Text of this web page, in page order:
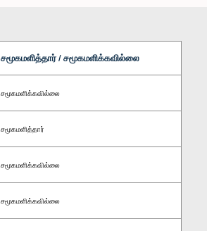
சமூகமளித்தார் / சமூகமளிக்கவில்லை
சமூகமளிக்கவில்லை
சமூகமளித்தார்
சமூகமளிக்கவில்லை
சமூகமளிக்கவில்லை